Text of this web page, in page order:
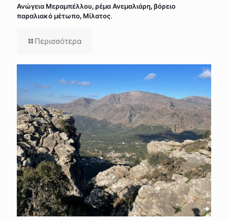
Ανώγεια Μεραμπέλλου, ρέμα Ανεμαλιάρη, βόρειο
παραλιακό μέτωπο, Μίλατος.
Περισσότερα